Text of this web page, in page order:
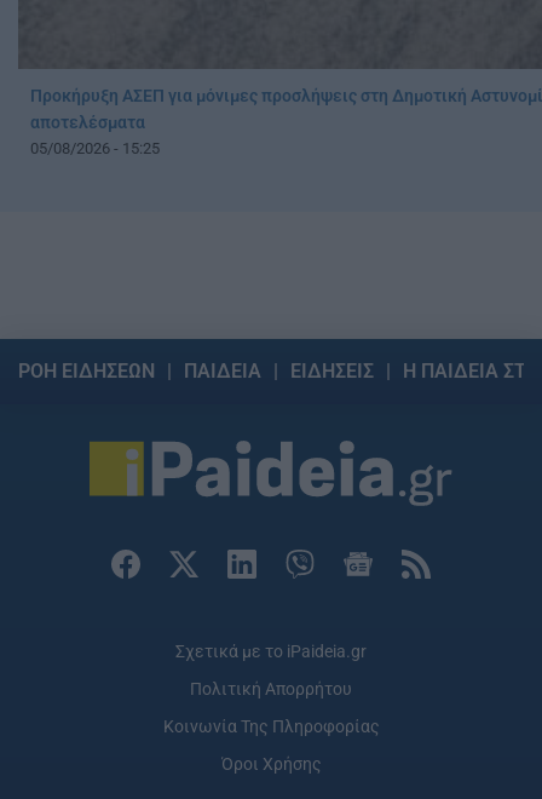
Προκήρυξη ΑΣΕΠ για μόνιμες προσλήψεις στη Δημοτική
αποτελέσματα
05/08/2026 - 15:25
ΡΟΗ ΕΙΔΗΣΕΩΝ ΠΑΙΔΕΙΑ ΕΙΔΗΣΕΙΣ Η ΠΑΙΔΕΙΑ
Σχετικά με το iPaideia.gr
Πολιτική Απορρήτου
Κοινωνία Της Πληροφορίας
Όροι Χρήσης